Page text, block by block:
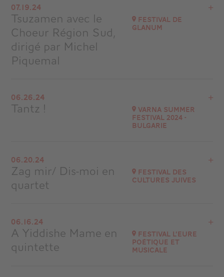
Festival Quatuor à Vendôme
at20H30
Buy your tickets
07.19.24
Tsuzamen avec le
Choeur Région Sud,
dirigé par Michel
Piquemal
FESTIVAL DE
GLANUM
Saint-Rémy de Provence
at21H30
06.26.24
Tantz ! Varna Summer
Festival 2024 -
Bulgarie
Varna - Bulgarie
Go to site
06.20.24
Zag mir/ Dis-moi en
quartet
Festival des
Cultures Juives
Théâtre des Abesses - Paris
at 20H30
Go to site
06.16.24
A Yiddishe Mame en
quintette
Festival l’Eure
poétique et
musicale